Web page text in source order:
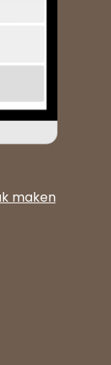
maken